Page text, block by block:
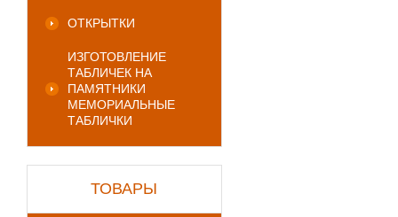
ОТКРЫТКИ
ИЗГОТОВЛЕНИЕ
ТАБЛИЧЕК НА
ПАМЯТНИКИ
МЕМОРИАЛЬНЫЕ
ТАБЛИЧКИ
ТОВАРЫ